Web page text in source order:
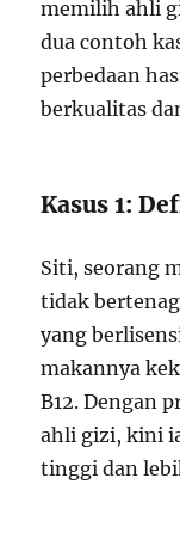
memilih ahli
dua contoh
perbedaan
berkualitas
Kasus 1:
Siti, seorang
tidak
yang
makannya
B12. Dengan
ahli gizi, kini
tinggi dan